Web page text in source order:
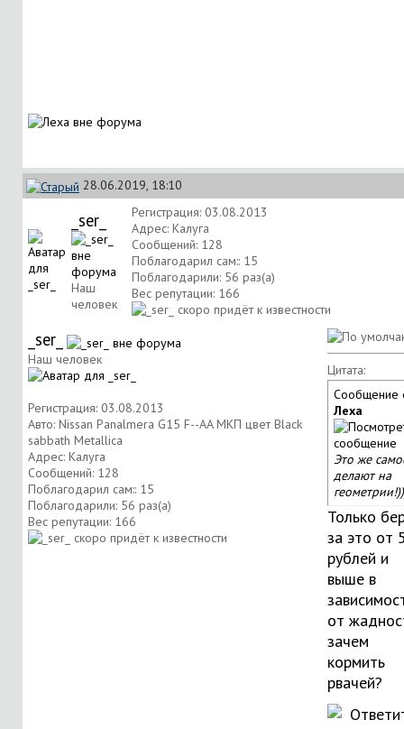
28.06.2019, 18:10
_ser_
Наш
человек
Регистрация: 03.08.2013
Адрес: Калуга
Сообщений: 128
Поблагодарил сам:: 15
Поблагодарили: 56 раз(а)
Вес репутации: 166
_ser_
Наш человек
Регистрация: 03.08.2013
Авто: Nissan Panalmera G15 F--AA МКП цвет Black
sabbath Metallica
Адрес: Калуга
Сообщений: 128
Поблагодарил сам:: 15
Поблагодарили: 56 раз(а)
Вес репутации: 166
Цитата:
Сообщение
Леха
Это же
делают на
Только
за это от
рублей и
выше в
от
зачем
кормить
рвачей?